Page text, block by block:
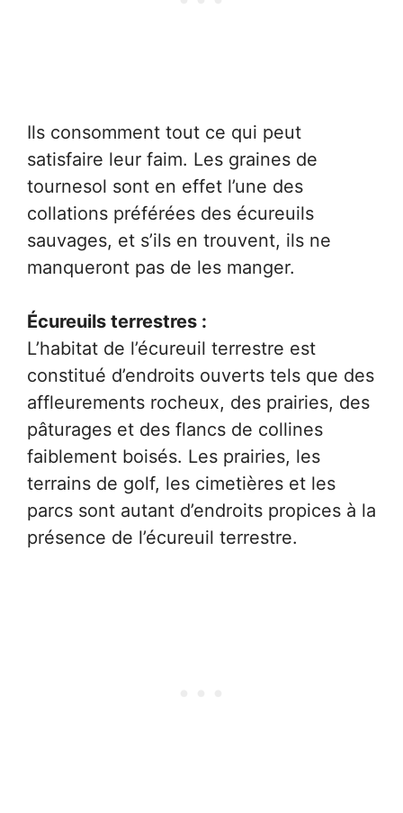
Ils consomment tout ce qui peut
satisfaire leur faim. Les graines de
tournesol sont en effet l’une des
collations préférées des écureuils
sauvages, et s’ils en trouvent, ils ne
manqueront pas de les manger.
Écureuils terrestres :
L’habitat de l’écureuil terrestre est
constitué d’endroits ouverts tels que des
affleurements rocheux, des prairies, des
pâturages et des flancs de collines
faiblement boisés. Les prairies, les
terrains de golf, les cimetières et les
parcs sont autant d’endroits propices à la
présence de l’écureuil terrestre.